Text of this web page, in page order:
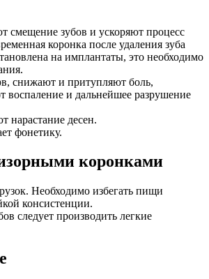
смещение зубов и ускоряют процесс
коронка после удаления зуба
на имплантаты, это необходимо
снижают и притупляют боль,
воспаление и дальнейшее разрушение
нарастание десен.
фонетику.
коронками
Необходимо избегать пищи
консистенции.
следует производить легкие